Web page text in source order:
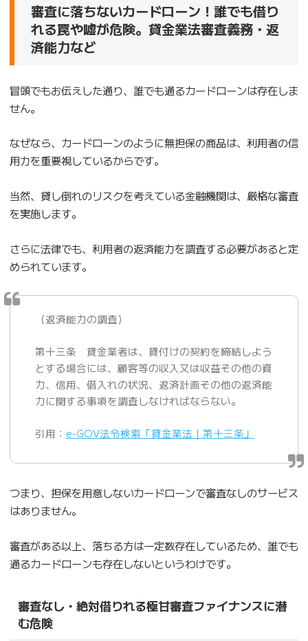
審査に落ちないカードローン！誰でも借り
れる罠や嘘が危険。貸金業法審査義務・返
済能力など
冒頭でもお伝えした通り、誰でも通るカードローンは存在しま
せん。
なぜなら、カードローンのように無担保の商品は、利用者の信
用力を重要視しているからです。
当然、貸し倒れのリスクを考えている金融機関は、厳格な審査
を実施します。
さらに法律でも、利用者の返済能力を調査する必要があると定
められています。
（返済能力の調査）
第十三条 貸金業者は、貸付けの契約を締結しよう
とする場合には、顧客等の収入又は収益その他の資
力、信用、借入れの状況、返済計画その他の返済能
力に関する事項を調査しなければならない。
引用：e-GOV法令検索「貸金業法｜第十三条」
つまり、担保を用意しないカードローンで審査なしのサービス
はありません。
審査がある以上、落ちる方は一定数存在しているため、誰でも
通るカードローンも存在しないというわけです。
審査なし・絶対借りれる極甘審査ファイナンスに潜
む危険